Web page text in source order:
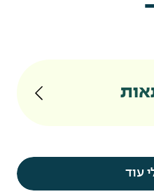
עוד